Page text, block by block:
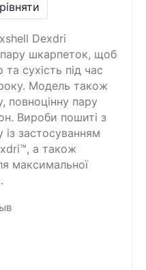
Dexdri
шкарпеток, щоб
сухість під час
Модель також
повноцінну пару
Вироби пошиті з
застосуванням
а також
максимальної